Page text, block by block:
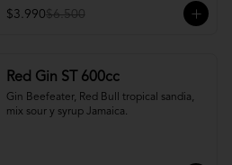
$3.990$6.500
Red Gin ST 600cc
Gin Beefeater, Red Bull tropical sandia,
mix sour y syrup Jamaica.